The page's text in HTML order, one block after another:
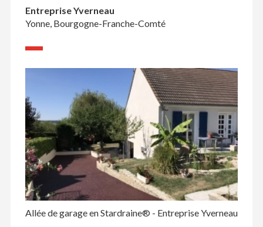
Entreprise Yverneau
Yonne, Bourgogne-Franche-Comté
Allée de garage en Stardraine® - Entreprise Yverneau